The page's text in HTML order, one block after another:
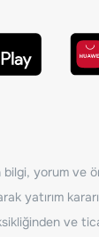
yorum ve
yatırım
ve